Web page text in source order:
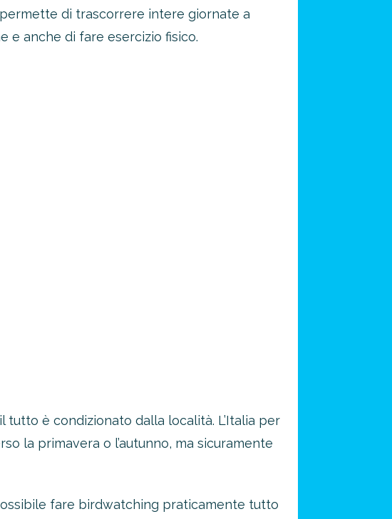
di trascorrere intere giornate a
e anche di fare esercizio fisico.
è condizionato dalla località. L’Italia per
la primavera o l’autunno, ma sicuramente
fare birdwatching praticamente tutto